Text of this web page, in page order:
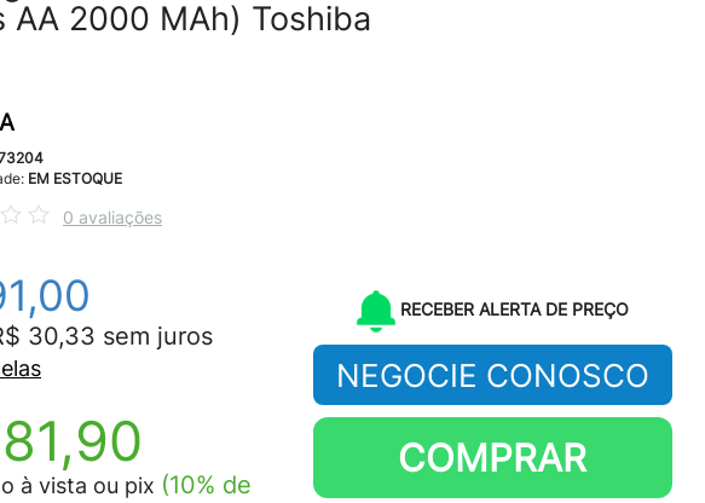
AA 2000 MAh) Toshiba
EM ESTOQUE
0 avaliações
30,33 sem juros
à vista ou pix (10% de
RECEBER ALERTA DE PREÇO
NEGOCIE CONOSCO
COMPRAR